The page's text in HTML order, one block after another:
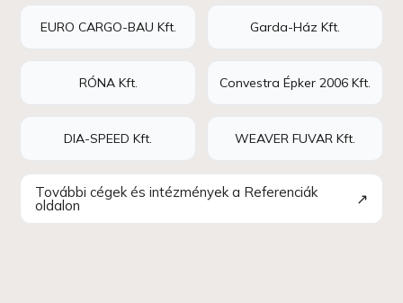
EURO CARGO-BAU Kft. Garda-Ház Kft.
RÓNA Kft. Convestra Épker 2006 Kft.
DIA-SPEED Kft. WEAVER FUVAR Kft.
További cégek és intézmények a Referenciák
oldalon ↗